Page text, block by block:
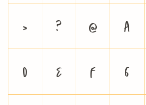
>
? @ A
D
E F G